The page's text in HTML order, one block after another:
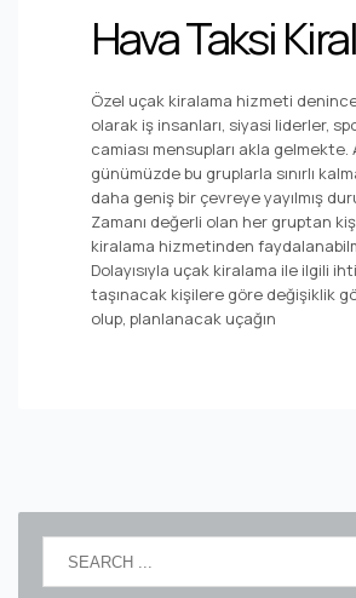
Hava Taksi
Özel uçak kiralama hizmeti
olarak iş insanları, siyasi liderler,
camiası mensupları akla gelmekte.
günümüzde bu gruplarla sınırlı
daha geniş bir çevreye yayılmış
Zamanı değerli olan her gruptan
kiralama hizmetinden
Dolayısıyla uçak kiralama ile ilgili
taşınacak kişilere göre değişiklik
olup, planlanacak uçağın